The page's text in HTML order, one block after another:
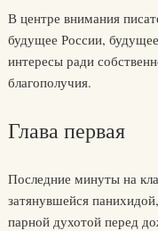
В центре внимания
будущее России,
интересы ради
благополучия.
Глава первая
Последние минуты на
затянувшейся
парной духотой перед